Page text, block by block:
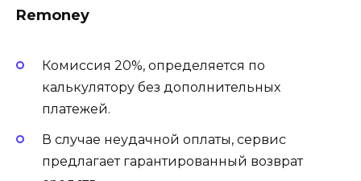
Remoney
Комиссия 20%, определяется по
калькулятору без дополнительных
платежей.
В случае неудачной оплаты, сервис
предлагает гарантированный возврат